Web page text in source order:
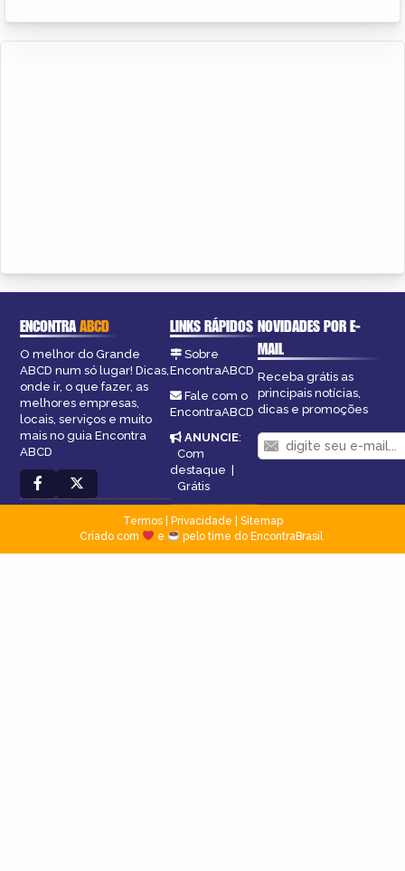
ENCONTRAABCD
O melhor do Grande
ABCD num só lugar! Dicas,
onde ir, o que fazer, as
melhores empresas,
locais, serviços e muito
mais no guia Encontra
ABCD
LINKS RÁPIDOS
Sobre
EncontraABCD
Fale com o
EncontraABCD
ANUNCIE:
Com
destaque |
Grátis
NOVIDADES POR E-
MAIL
Receba grátis as
principais notícias,
dicas e promoções
Termos| Privacidade
Sitemap
Criado com
e pelo time do EncontraBrasil